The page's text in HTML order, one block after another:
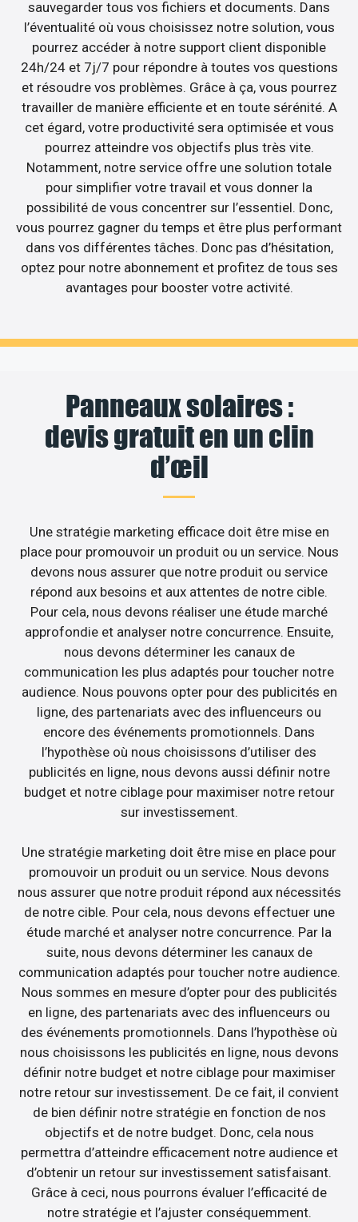
sauvegarder tous vos fichiers et documents. Dans
l’éventualité où vous choisissez notre solution, vous
pourrez accéder à notre support client disponible
24h/24 et 7j/7 pour répondre à toutes vos questions
et résoudre vos problèmes. Grâce à ça, vous pourrez
travailler de manière efficiente et en toute sérénité. A
cet égard, votre productivité sera optimisée et vous
pourrez atteindre vos objectifs plus très vite.
Notamment, notre service offre une solution totale
pour simplifier votre travail et vous donner la
possibilité de vous concentrer sur l’essentiel. Donc,
vous pourrez gagner du temps et être plus performant
dans vos différentes tâches. Donc pas d’hésitation,
optez pour notre abonnement et profitez de tous ses
avantages pour booster votre activité.
Panneaux solaires :
devis gratuit en un clin
d’œil
Une stratégie marketing efficace doit être mise en
place pour promouvoir un produit ou un service. Nous
devons nous assurer que notre produit ou service
répond aux besoins et aux attentes de notre cible.
Pour cela, nous devons réaliser une étude marché
approfondie et analyser notre concurrence. Ensuite,
nous devons déterminer les canaux de
communication les plus adaptés pour toucher notre
audience. Nous pouvons opter pour des publicités en
ligne, des partenariats avec des influenceurs ou
encore des événements promotionnels. Dans
l’hypothèse où nous choisissons d’utiliser des
publicités en ligne, nous devons aussi définir notre
budget et notre ciblage pour maximiser notre retour
sur investissement.
Une stratégie marketing doit être mise en place pour
promouvoir un produit ou un service. Nous devons
nous assurer que notre produit répond aux nécessités
de notre cible. Pour cela, nous devons effectuer une
étude marché et analyser notre concurrence. Par la
suite, nous devons déterminer les canaux de
communication adaptés pour toucher notre audience.
Nous sommes en mesure d’opter pour des publicités
en ligne, des partenariats avec des influenceurs ou
des événements promotionnels. Dans l’hypothèse où
nous choisissons les publicités en ligne, nous devons
définir notre budget et notre ciblage pour maximiser
notre retour sur investissement. De ce fait, il convient
de bien définir notre stratégie en fonction de nos
objectifs et de notre budget. Donc, cela nous
permettra d’atteindre efficacement notre audience et
d’obtenir un retour sur investissement satisfaisant.
Grâce à ceci, nous pourrons évaluer l’efficacité de
notre stratégie et l’ajuster conséquemment.